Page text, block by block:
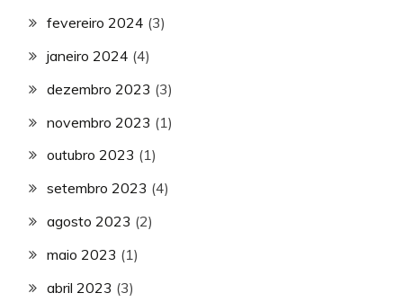
fevereiro 2024 (3)
janeiro 2024 (4)
dezembro 2023 (3)
novembro 2023 (1)
outubro 2023 (1)
setembro 2023 (4)
agosto 2023 (2)
maio 2023 (1)
abril 2023 (3)